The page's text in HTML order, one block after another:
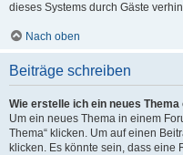
dieses Systems durch Gäste
Nach oben
Beiträge schreiben
Wie erstelle ich ein neues
Um ein neues Thema in einem
Thema“ klicken. Um auf einen
klicken. Es könnte sein, dass eine